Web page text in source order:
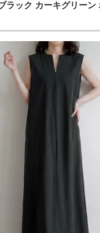
ラック カーキグリーン